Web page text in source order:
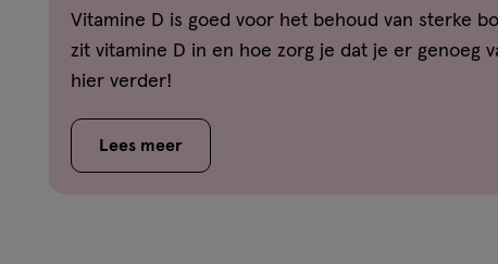
van sterke botten en tanden!
Vitamine D is goed voor het behoud van sterke
zit vitamine D in en hoe zorg je dat je er genoeg
hier verder!
Lees meer